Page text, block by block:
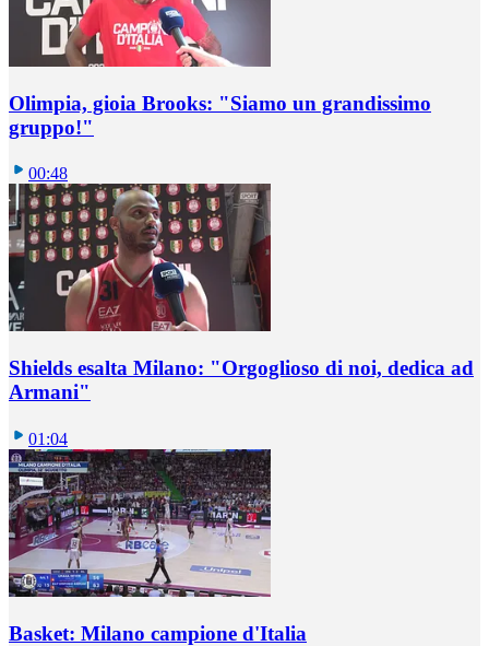
Olimpia, gioia Brooks: "Siamo un grandissimo
gruppo!"
00:48
Shields esalta Milano: "Orgoglioso di noi, dedica ad
Armani"
01:04
Basket: Milano campione d'Italia